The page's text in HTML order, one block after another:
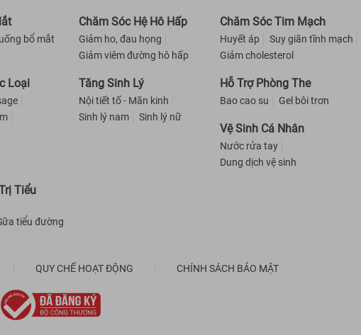
bổ mắt
Chăm Sóc Hệ Hô Hấp
Giảm ho, đau họng
Giảm viêm đường hô hấp
Chăm Sóc Tim Mạch
Huyết áp
Suy giãn tĩnh mạch
Giảm cholesterol
Loại Tăng Sinh Lý
Nội tiết tố - Mãn kinh
Sinh lý nam
Sinh lý nữ
Hỗ Trợ Phòng The
Bao cao su Gel bôi trơn
Vệ Sinh Cá Nhân
Nước rửa tay
Dung dịch vệ sinh
Tiểu
tiểu đường
QUY CHẾ HOẠT ĐỘNG CHÍNH SÁCH BẢO MẬT